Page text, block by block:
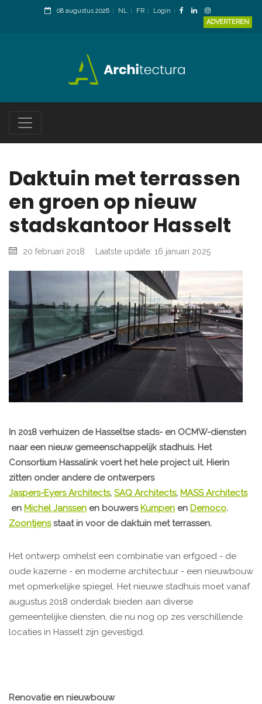
08 augustus 2026 NL FR
Login
ADVERTEREN
Daktuin met terrassen
en groen op nieuw
stadskantoor Hasselt
20 februari 2018 Laatste update: 16 januari 2025
In 2018 verhuizen de Hasseltse stads- en OCMW-diensten
naar een nieuw gemeenschappelijk stadhuis. Het
Consortium Hassalink voert het hele project uit. Hierin
zitten onder andere de ontwerpers
Jaspers-Eyers Architects, SAQ Architects, MASS Architects
en Michel Janssen en bouwers Kumpen en Democo.
Zoontjensstaat in voor de daktuin met terrassen.
Het ontwerp omhelst een combinatie van erfgoed - de
oude kazerne - en moderne architectuur - een nieuwbouw
met opmerkelijke spiegel. Het nieuwe stadhuis moet vanaf
augustus 2018 onderdak bieden aan diverse
gemeentelijke diensten, die nu nog op zes verschillende
locaties in Hasselt zijn gevestigd.
Renovatie en nieuwbouw